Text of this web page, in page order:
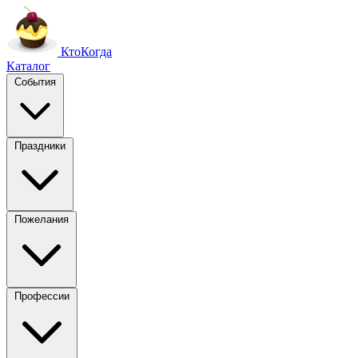
КтоКогда
Каталог
События
Праздники
Пожелания
Профессии